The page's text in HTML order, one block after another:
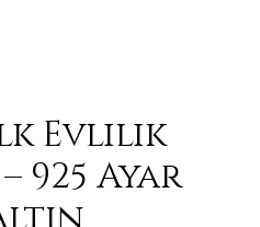
Evlilik
925 Ayar